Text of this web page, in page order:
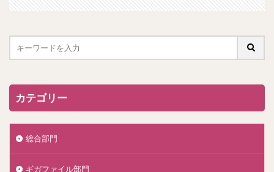
カテゴリー
総合部門
ギガファイル部門